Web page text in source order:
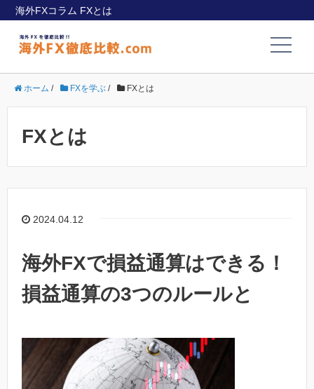
海外FXコラム FXとは
ホーム / FXを学ぶ / FXとは
FXとは
2024.04.12
海外FXで損益通算はできる！
損益通算の3つのルールと